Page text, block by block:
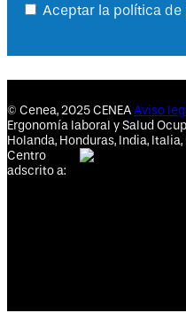
tiempos. Lo
Aceptar la política de
© Cenea, 2025 CENEAAviso
Ergonomía laboral y Salud
Holanda, Honduras, India, Italia,
Centro
adscrito a: